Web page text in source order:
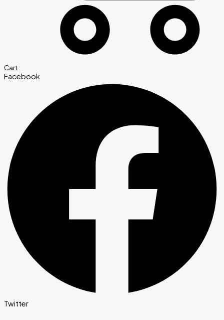
Cart
Facebook
Twitter